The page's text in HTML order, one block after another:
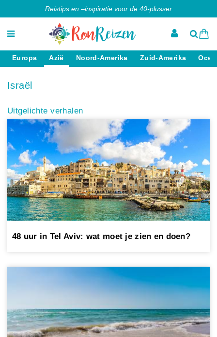
Reistips en –inspiratie voor de 40-plusser
Europa Azië Noord-Amerika Zuid-Amerika
Israël
Uitgelichte verhalen
48 uur in Tel Aviv: wat moet je zien en doen?